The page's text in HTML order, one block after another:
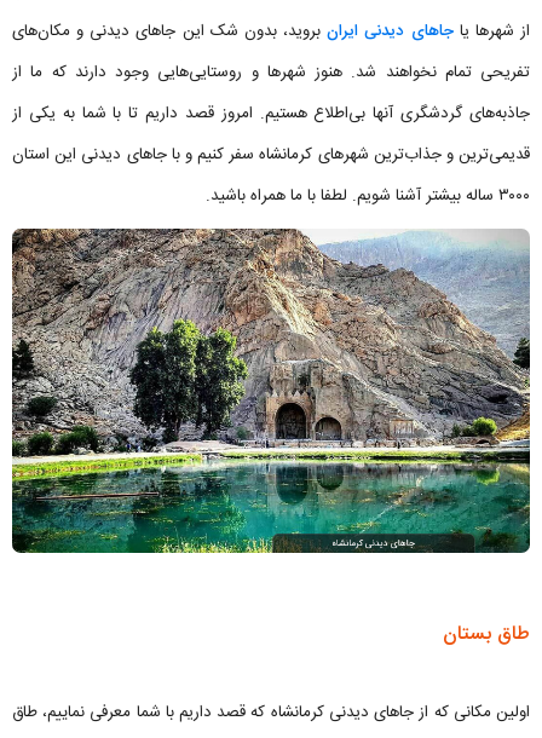
از شهرها یاجاهای دیدنی ایرانبروید، بدون شک این جاهای دیدنی و مکان‌های
تفریحی تمام نخواهند شد. هنوز شهرها و روستایی‌هایی وجود دارند که ما از
جاذبه‌های گردشگری آنها بی‌اطلاع هستیم. امروز قصد داریم تا با شما به یکی از
قدیمی‌ترین و جذاب‌ترین شهرهای کرمانشاه سفر کنیم و با جاهای دیدنی این استان
۳۰۰۰ ساله بیشتر آشنا شویم. لطفا با ما همراه باشید.
طاق بستان
اولین مکانی که از جاهای دیدنی کرمانشاه که قصد داریم با شما معرفی نماییم، طاق